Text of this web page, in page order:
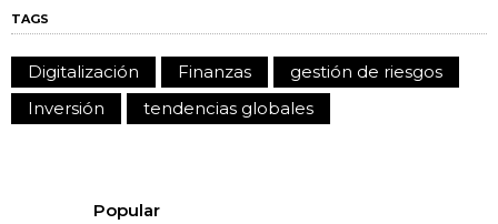
TAGS
Digitalización Finanzas
gestión de riesgos
Inversión
tendencias globales
Popular